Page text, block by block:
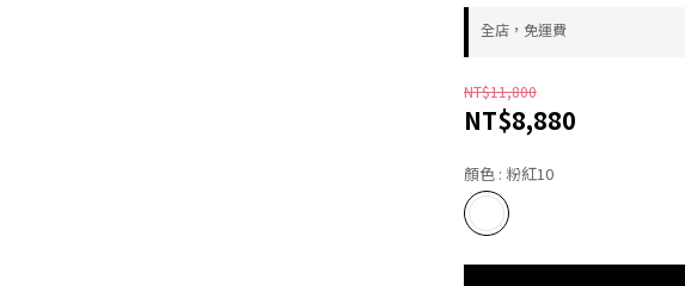
全店，免運費
NT$11,800
NT$8,880
顏色 : 粉紅10